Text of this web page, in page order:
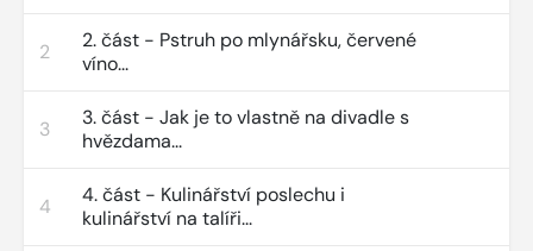
2
2. část - Pstruh po mlynářsku, červené
víno...
3
3. část - Jak je to vlastně na divadle s
hvězdama...
4
4. část - Kulinářství poslechu i
kulinářství na talíři...